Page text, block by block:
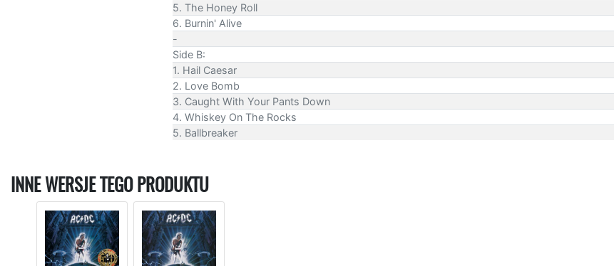
5. The Honey Roll
6. Burnin' Alive
-
Side B:
1. Hail Caesar
2. Love Bomb
3. Caught With Your Pants Down
4. Whiskey On The Rocks
5. Ballbreaker
INNE WERSJE TEGO PRODUKTU